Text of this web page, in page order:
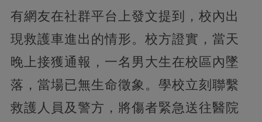
有網友在社群平台上發文提到，校內出
現救護車進出的情形。校方證實，當天
晚上接獲通報，一名男大生在校區內墜
落，當場已無生命徵象。學校立刻聯繫
救護人員及警方，將傷者緊急送往醫院